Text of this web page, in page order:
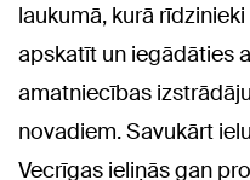
laukumā, kurā
apskatīt un iegādāties
amatniecības
novadiem. Savukārt
Vecrīgas ieliņās gan